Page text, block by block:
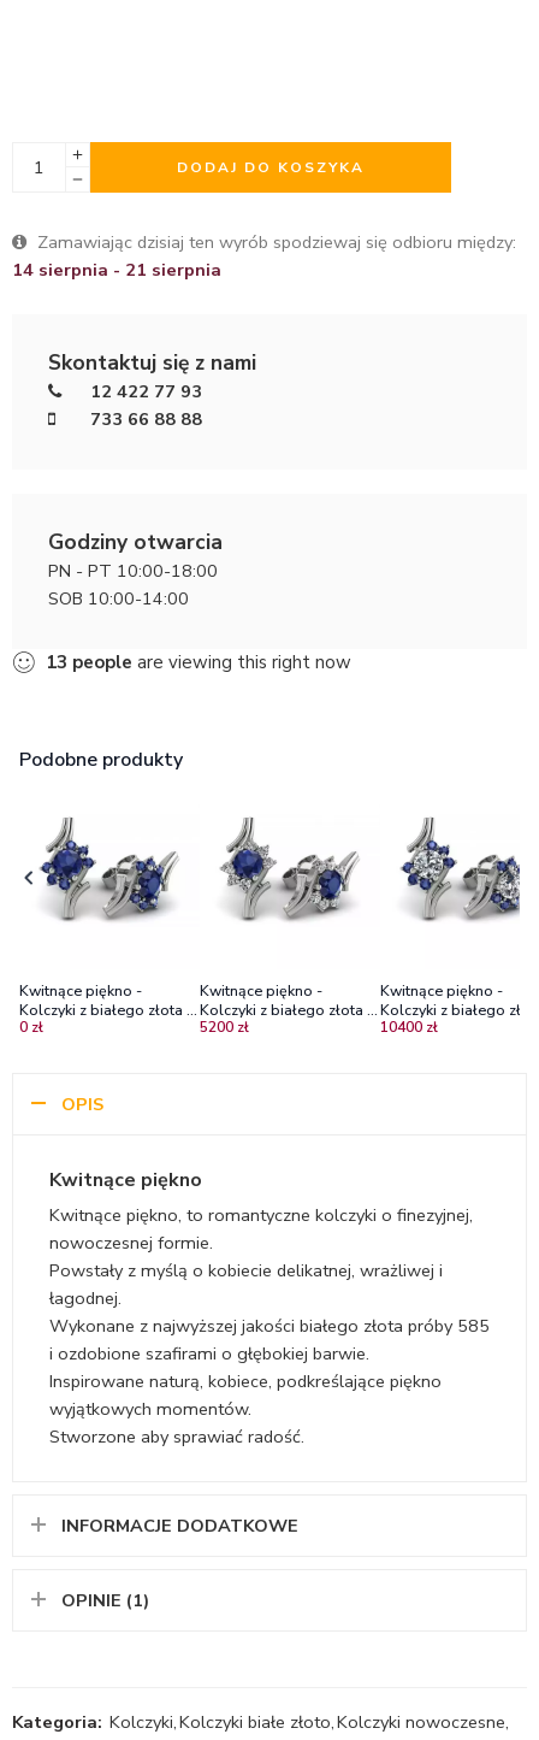
DODAJ DO KOSZYKA
Zamawiając dzisiaj ten wyrób spodziewaj się odbioru między:
14 sierpnia - 21 sierpnia
Skontaktuj się z nami
12 422 77 93
733 66 88 88
Godziny otwarcia
PN - PT 10:00-18:00
SOB 10:00-14:00
13 people are viewing this right now
Podobne produkty
Kwitnące piękno -
Kolczyki z białego złota z
szafirami, Diamond Sky
0 zł
Kwitnące piękno -
Kolczyki z białego złota z
szafirami i diamentami
5200 zł
Kwitnące piękno -
Kolczyki z białego
diamentami i szafirami
10400 zł
OPIS
Kwitnące piękno
Kwitnące piękno, to romantyczne kolczyki o finezyjnej,
nowoczesnej formie.
Powstały z myślą o kobiecie delikatnej, wrażliwej i
łagodnej.
Wykonane z najwyższej jakości białego złota próby 585
i ozdobione szafirami o głębokiej barwie.
Inspirowane naturą, kobiece, podkreślające piękno
wyjątkowych momentów.
Stworzone aby sprawiać radość.
INFORMACJE DODATKOWE
OPINIE (1)
Kategoria: Kolczyki,Kolczyki białe złoto,Kolczyki nowoczesne,